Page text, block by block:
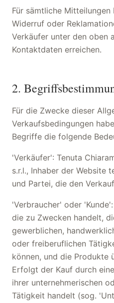
Für sämtliche
Widerruf oder
Verkäufer unter den oben
Kontaktdaten erreichen.
2.
Für die Zwecke dieser
Verkaufsbedingungen
Begriffe die folgende
'Verkäufer': Tenuta
s.r.l., Inhaber der Website
und Partei, die den
'Verbraucher' oder
die zu Zwecken handelt,
gewerblichen,
oder freiberuflichen
können, und die Produkte
Erfolgt der Kauf durch
ihrer unternehmerischen
Tätigkeit handelt (sog.